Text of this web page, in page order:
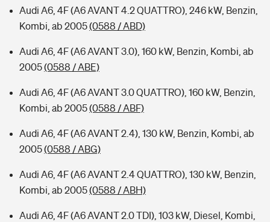
Audi A6, 4F (A6 AVANT 4.2 QUATTRO), 246 kW, Benzin,
Kombi, ab 2005(0588 / ABD)
Audi A6, 4F (A6 AVANT 3.0), 160 kW, Benzin, Kombi, ab
2005(0588 / ABE)
Audi A6, 4F (A6 AVANT 3.0 QUATTRO), 160 kW, Benzin,
Kombi, ab 2005(0588 / ABF)
Audi A6, 4F (A6 AVANT 2.4), 130 kW, Benzin, Kombi, ab
2005(0588 / ABG)
Audi A6, 4F (A6 AVANT 2.4 QUATTRO), 130 kW, Benzin,
Kombi, ab 2005(0588 / ABH)
Audi A6, 4F (A6 AVANT 2.0 TDI), 103 kW, Diesel, Kombi,